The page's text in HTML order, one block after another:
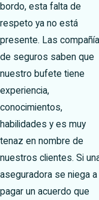
bordo, esta falta de
respeto ya no está
presente. Las
de seguros saben que
nuestro bufete tiene
experiencia,
conocimientos,
habilidades y es muy
tenaz en nombre de
nuestros clientes. Si
aseguradora se niega a
pagar un acuerdo que